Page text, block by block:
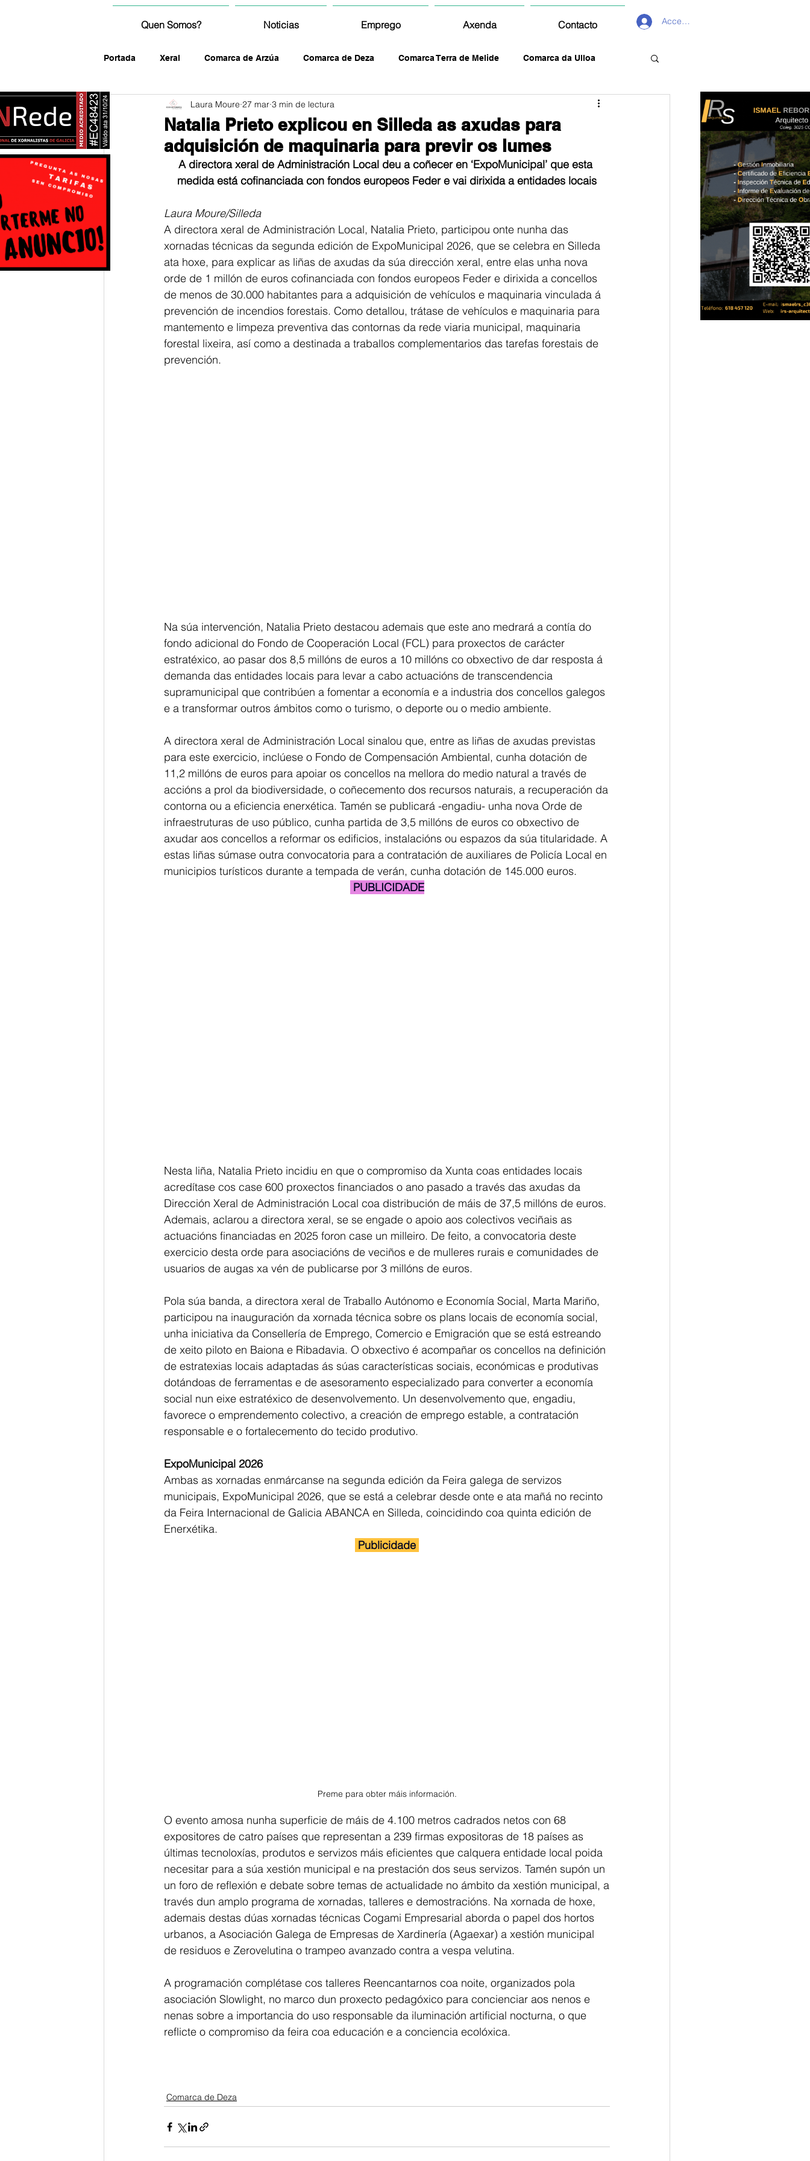
Quen Somos? Noticias Emprego Axenda Contacto Acceder
Portada Xeral Comarca de Arzúa Comarca de Deza Comarca Terra de Melide Comarca da Ulloa
fotografía
Natalia Prieto explicou en Silleda as axudas para
adquisición de maquinaria para previr os lumes
Laura Moure 27 mar 3 min de lectura
A directora xeral de Administración Local deu a coñecer en ‘ExpoMunicipal’ que esta
medida está cofinanciada con fondos europeos Feder e vai dirixida a entidades locais
Laura Moure/Silleda
A directora xeral de Administración Local, Natalia Prieto, participou onte nunha das
xornadas técnicas da segunda edición de ExpoMunicipal 2026, que se celebra en Silleda
ata hoxe, para explicar as liñas de axudas da súa dirección xeral, entre elas unha nova
orde de 1 millón de euros cofinanciada con fondos europeos Feder e dirixida a concellos
de menos de 30.000 habitantes para a adquisición de vehículos e maquinaria vinculada á
prevención de incendios forestais. Como detallou, trátase de vehículos e maquinaria para
mantemento e limpeza preventiva das contornas da rede viaria municipal, maquinaria
forestal lixeira, así como a destinada a traballos complementarios das tarefas forestais de
prevención.
Na súa intervención, Natalia Prieto destacou ademais que este ano medrará a contía do
fondo adicional do Fondo de Cooperación Local (FCL) para proxectos de carácter
estratéxico, ao pasar dos 8,5 millóns de euros a 10 millóns co obxectivo de dar resposta á
demanda das entidades locais para levar a cabo actuacións de transcendencia
supramunicipal que contribúen a fomentar a economía e a industria dos concellos galegos
e a transformar outros ámbitos como o turismo, o deporte ou o medio ambiente.
A directora xeral de Administración Local sinalou que, entre as liñas de axudas previstas
para este exercicio, inclúese o Fondo de Compensación Ambiental, cunha dotación de
11,2 millóns de euros para apoiar os concellos na mellora do medio natural a través de
accións a prol da biodiversidade, o coñecemento dos recursos naturais, a recuperación da
contorna ou a eficiencia enerxética. Tamén se publicará -engadiu- unha nova Orde de
infraestruturas de uso público, cunha partida de 3,5 millóns de euros co obxectivo de
axudar aos concellos a reformar os edificios, instalacións ou espazos da súa titularidade. A
estas liñas súmase outra convocatoria para a contratación de auxiliares de Policía Local en
municipios turísticos durante a tempada de verán, cunha dotación de 145.000 euros.
PUBLICIDADE
Nesta liña, Natalia Prieto incidiu en que o compromiso da Xunta coas entidades locais
acredítase cos case 600 proxectos financiados o ano pasado a través das axudas da
Dirección Xeral de Administración Local coa distribución de máis de 37,5 millóns de euros.
Ademais, aclarou a directora xeral, se se engade o apoio aos colectivos veciñais as
actuacións financiadas en 2025 foron case un milleiro. De feito, a convocatoria deste
exercicio desta orde para asociacións de veciños e de mulleres rurais e comunidades de
usuarios de augas xa vén de publicarse por 3 millóns de euros.
Pola súa banda, a directora xeral de Traballo Autónomo e Economía Social, Marta Mariño,
participou na inauguración da xornada técnica sobre os plans locais de economía social,
unha iniciativa da Consellería de Emprego, Comercio e Emigración que se está estreando
de xeito piloto en Baiona e Ribadavia. O obxectivo é acompañar os concellos na definición
de estratexias locais adaptadas ás súas características sociais, económicas e produtivas
dotándoas de ferramentas e de asesoramento especializado para converter a economía
social nun eixe estratéxico de desenvolvemento. Un desenvolvemento que, engadiu,
favorece o emprendemento colectivo, a creación de emprego estable, a contratación
responsable e o fortalecemento do tecido produtivo.
ExpoMunicipal 2026
Ambas as xornadas enmárcanse na segunda edición da Feira galega de servizos
municipais, ExpoMunicipal 2026, que se está a celebrar desde onte e ata mañá no recinto
da Feira Internacional de Galicia ABANCA en Silleda, coincidindo coa quinta edición de
Enerxétika.
Publicidade
Preme para obter máis información.
O evento amosa nunha superficie de máis de 4.100 metros cadrados netos con 68
expositores de catro países que representan a 239 firmas expositoras de 18 países as
últimas tecnoloxías, produtos e servizos máis eficientes que calquera entidade local poida
necesitar para a súa xestión municipal e na prestación dos seus servizos. Tamén supón un
un foro de reflexión e debate sobre temas de actualidade no ámbito da xestión municipal, a
través dun amplo programa de xornadas, talleres e demostracións. Na xornada de hoxe,
ademais destas dúas xornadas técnicas Cogami Empresarial aborda o papel dos hortos
urbanos, a Asociación Galega de Empresas de Xardinería (Agaexar) a xestión municipal
de residuos e Zerovelutina o trampeo avanzado contra a vespa velutina.
A programación complétase cos talleres Reencantarnos coa noite, organizados pola
asociación Slowlight, no marco dun proxecto pedagóxico para concienciar aos nenos e
nenas sobre a importancia do uso responsable da iluminación artificial nocturna, o que
reflicte o compromiso da feira coa educación e a conciencia ecolóxica.
Comarca de Deza